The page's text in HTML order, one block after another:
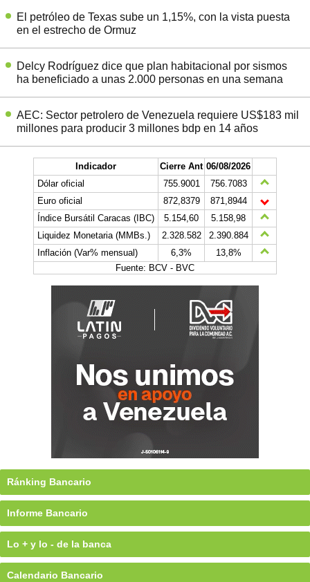
El petróleo de Texas sube un 1,15%, con la vista puesta
en el estrecho de Ormuz
Delcy Rodríguez dice que plan habitacional por sismos
ha beneficiado a unas 2.000 personas en una semana
AEC: Sector petrolero de Venezuela requiere US$183 mil
millones para producir 3 millones bdp en 14 años
Indicador Cierre Ant 06/08/2026
Dólar oficial
755.9001
756.7083
Euro oficial
872,8379
871,8944
Índice Bursátil Caracas (IBC)
5.154,60
5.158,98
Liquidez Monetaria (MMBs.)
2.328.582
2.390.884
Inflación (Var% mensual)
6,3%
13,8%
Fuente: BCV - BVC
Ránking Bancario
Informe Bancario
Lo + y lo - de la banca
Calendario Bancario